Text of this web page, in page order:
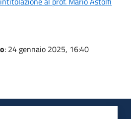
: 24 gennaio 2025, 16:40